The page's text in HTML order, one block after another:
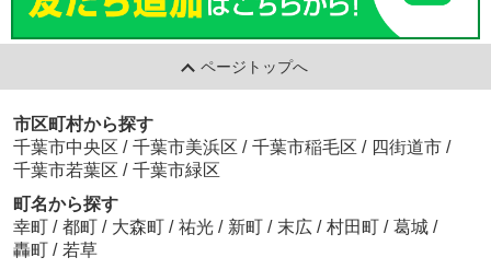
ページトップへ
市区町村から探す
千葉市中央区 / 千葉市美浜区 / 千葉市稲毛区 / 四街道市 /
千葉市若葉区 / 千葉市緑区
町名から探す
幸町 / 都町 / 大森町 / 祐光 / 新町 / 末広 / 村田町 / 葛城 /
轟町 / 若草